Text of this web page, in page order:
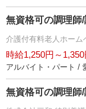
無資格可の調理師
介護付有料老人ホー
時給1,250円～1,350
アルバイト・パート /
無資格可の調理師